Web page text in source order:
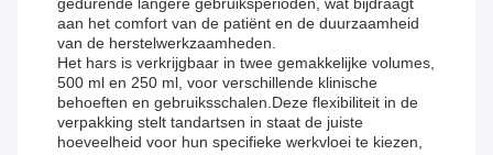
gedurende langere gebruiksperioden, wat bijdraagt
aan het comfort van de patiënt en de duurzaamheid
van de herstelwerkzaamheden.
Het hars is verkrijgbaar in twee gemakkelijke volumes,
500 ml en 250 ml, voor verschillende klinische
behoeften en gebruiksschalen.Deze flexibiliteit in de
verpakking stelt tandartsen in staat de juiste
hoeveelheid voor hun specifieke werkvloei te kiezen,